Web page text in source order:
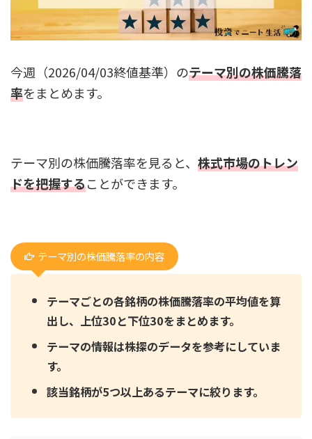
今週（2026/04/03終値基準）のテーマ別の株価騰落
率をまとめます。
テーマ別の株価騰落率を見ると、 株式市場のトレン
ドを把握することができます。
テーマ別の株価騰落率の内容
テーマごとの各銘柄の株価騰落率の平均値を算
出し、上位30と下位30をまとめます。
テーマの情報は株探のデータを参考にしていま
す。
該当銘柄が5つ以上あるテーマに絞ります。